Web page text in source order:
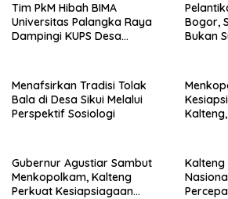
Tim PkM Hibah BIMA
Universitas Palangka Raya
Dampingi KUPS Desa
Bogor,
Bukan
Menafsirkan Tradisi Tolak
Bala di Desa Sikui Melalui
Perspektif Sosiologi
Gubernur Agustiar Sambut
Menkopolkam, Kalteng
Perkuat Kesiapsiagaan
Kalteng